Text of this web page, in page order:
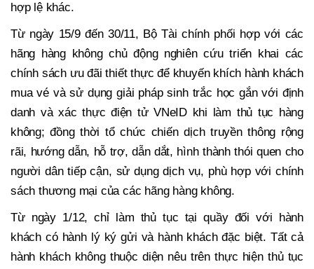
hợp lệ khác.
Từ ngày 15/9 đến 30/11, Bộ Tài chính phối hợp với các
hãng hàng không chủ động nghiên cứu triển khai các
chính sách ưu đãi thiết thực để khuyến khích hành khách
mua vé và sử dụng giải pháp sinh trắc học gắn với định
danh và xác thực điện tử VNeID khi làm thủ tục hàng
không; đồng thời tổ chức chiến dịch truyền thông rộng
rãi, hướng dẫn, hỗ trợ, dẫn dắt, hình thành thói quen cho
người dân tiếp cận, sử dụng dịch vụ, phù hợp với chính
sách thương mại của các hãng hàng không.
Từ ngày 1/12, chỉ làm thủ tục tại quầy đối với hành
khách có hành lý ký gửi và hành khách đặc biệt. Tất cả
hành khách không thuộc diện nêu trên thực hiện thủ tục